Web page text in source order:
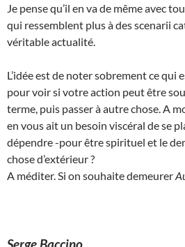
Je pense qu’il en va de même avec
qui ressemblent plus à des scenarii
véritable actualité.
L’idée est de noter sobrement ce qui
pour voir si votre action peut être
terme, puis passer à autre chose. A
en vous ait un besoin viscéral de se
dépendre -pour être spirituel et le
chose d’extérieur ?
A méditer. Si on souhaite demeurer
Serge Baccino